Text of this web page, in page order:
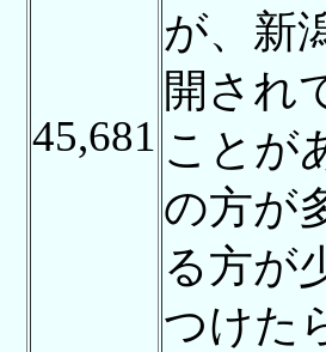
45,681
が、新
開され
ことが
の方が
る方が
つけた